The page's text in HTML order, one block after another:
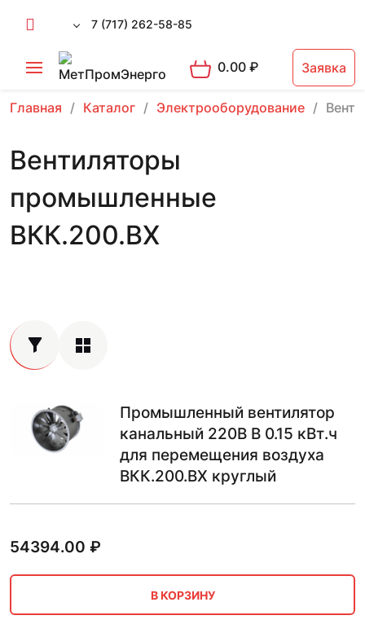
7 (717) 262-58-85
0.00₽ Заявка
Главная Каталог Электрооборудование
Вентиляторы
промышленные
ВКК.200.ВХ
Промышленный вентилятор
канальный 220В В 0.15 кВт.ч
для перемещения воздуха
ВКК.200.ВХ круглый
54394.00 ₽
В КОРЗИНУ